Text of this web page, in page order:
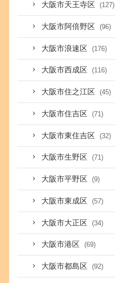
大阪市天王寺区 (127)
大阪市阿倍野区 (96)
大阪市浪速区 (176)
大阪市西成区 (116)
大阪市住之江区 (45)
大阪市住吉区 (71)
大阪市東住吉区 (32)
大阪市生野区 (71)
大阪市平野区 (9)
大阪市東成区 (57)
大阪市大正区 (34)
大阪市港区 (69)
大阪市都島区 (92)